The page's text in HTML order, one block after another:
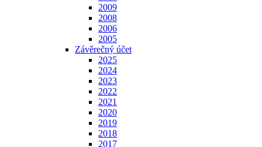
2009
2008
2006
2005
Závěrečný účet
2025
2024
2023
2022
2021
2020
2019
2018
2017